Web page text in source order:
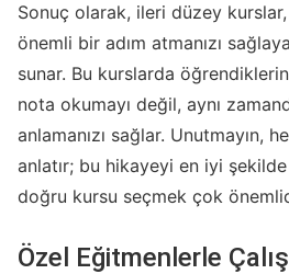
Sonuç olarak, ileri düzey
önemli bir adım atmanızı
sunar. Bu kurslarda
nota okumayı değil, aynı
anlamanızı sağlar. Unutmayın,
anlatır; bu hikayeyi en iyi
doğru kursu seçmek çok
Özel Eğitmenlerle